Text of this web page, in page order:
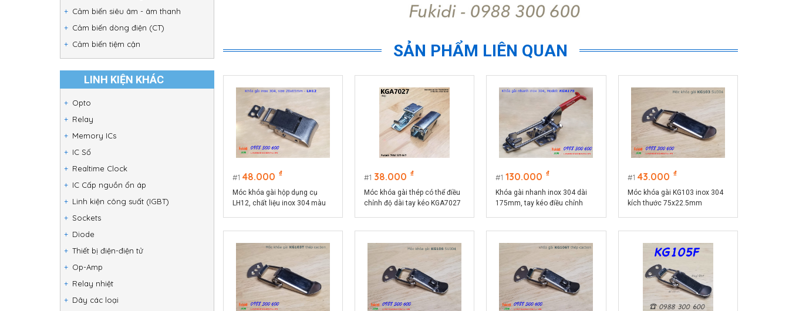
Cảm biến siêu âm - âm thanh
Cảm biến dòng điện (CT)
Cảm biến tiệm cận
LINH KIỆN KHÁC
Opto
Relay
Memory ICs
IC Số
Realtime Clock
IC Cấp nguồn ổn áp
Linh kiện công suất (IGBT)
Sockets
Diode
Thiết bị điện-điện tử
Op-Amp
Relay nhiệt
Dây các loại
SẢN PHẨM LIÊN QUAN
1 48.000 ₫
Móc khóa gài hộp dụng cụ
LH12, chất liệu inox 304 màu
1 38.000 ₫
Móc khóa gài thép có thể điều
chỉnh độ dài tay kéo KGA7027
1 130.000 ₫
Khóa gài nhanh inox 304 dài
175mm, tay kéo điều chỉnh
1 43.000 ₫
Móc khóa gài KG103 inox 304
kích thước 75x22.5mm